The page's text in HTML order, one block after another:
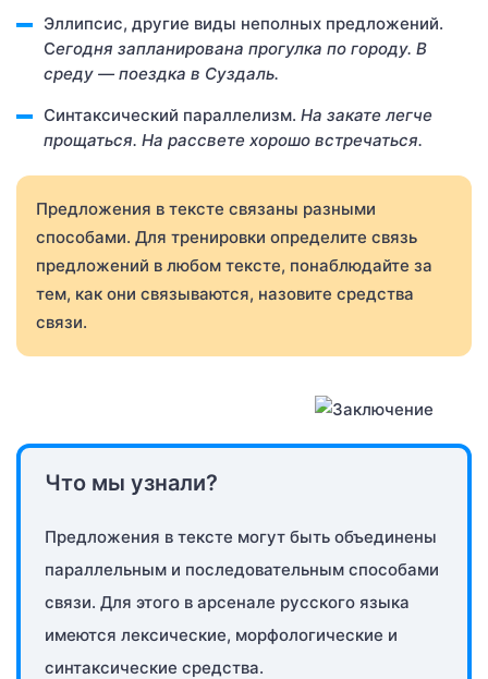
Эллипсис, другие виды неполных предложений.
Сегодня запланирована прогулка по городу. В
среду — поездка в Суздаль.
Синтаксический параллелизм. На закате легче
прощаться. На рассвете хорошо встречаться.
Предложения в тексте связаны разными
способами. Для тренировки определите связь
предложений в любом тексте, понаблюдайте за
тем, как они связываются, назовите средства
связи.
Что мы узнали?
Предложения в тексте могут быть объединены
параллельным и последовательным способами
связи. Для этого в арсенале русского языка
имеются лексические, морфологические и
синтаксические средства.